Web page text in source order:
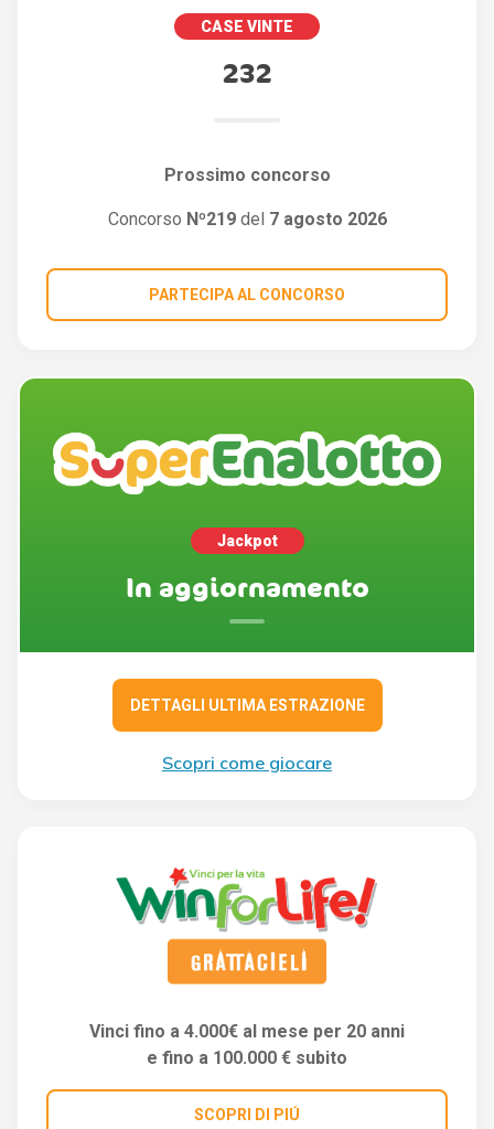
CASE VINTE
232
Prossimo concorso
Concorso Nº219del 7 agosto 2026
PARTECIPA AL CONCORSO
Jackpot
In aggiornamento
DETTAGLI ULTIMA ESTRAZIONE
Scopri come giocare
Vinci fino a 4.000€ al mese per 20 anni
e fino a 100.000 € subito
SCOPRI DI PIÚ